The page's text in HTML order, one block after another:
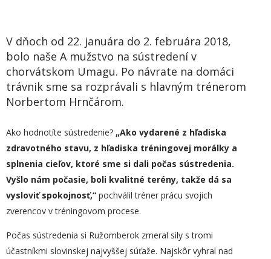
V dňoch od 22. januára do 2. februára 2018,
bolo naše A mužstvo na sústredení v
chorvátskom Umagu. Po návrate na domáci
trávnik sme sa rozprávali s hlavným trénerom
Norbertom Hrnčárom.
Ako hodnotíte sústredenie? „Ako vydarené z hľadiska
zdravotného stavu, z hľadiska tréningovej morálky a
splnenia cieľov, ktoré sme si dali počas sústredenia.
Vyšlo nám počasie, boli kvalitné terény, takže dá sa
vysloviť spokojnosť,“ pochválil tréner prácu svojich
zverencov v tréningovom procese.
Počas sústredenia si Ružomberok zmeral sily s tromi
účastníkmi slovinskej najvyššej súťaže. Najskôr vyhral nad